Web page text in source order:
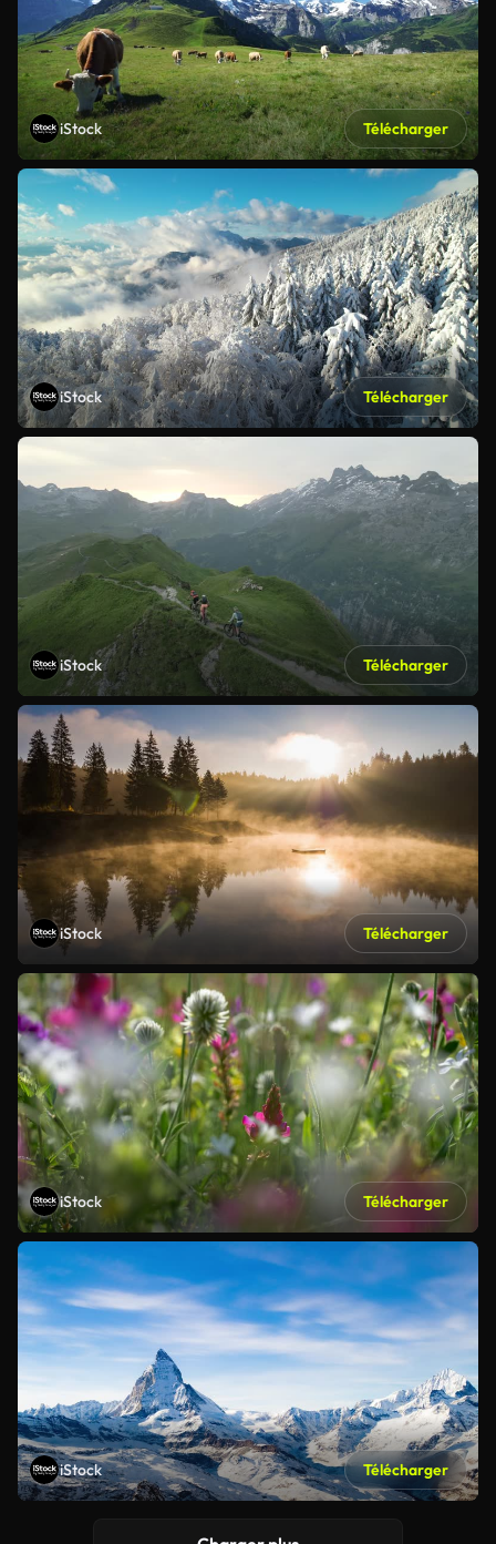
iStock Télécharger
iStock Télécharger
iStock Télécharger
iStock Télécharger
iStock Télécharger
iStock Télécharger